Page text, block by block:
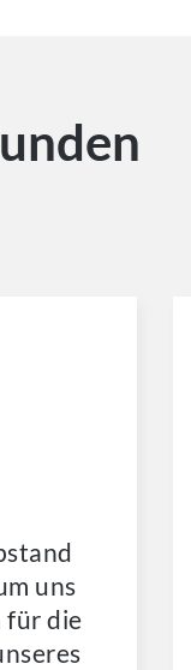
uns
für die